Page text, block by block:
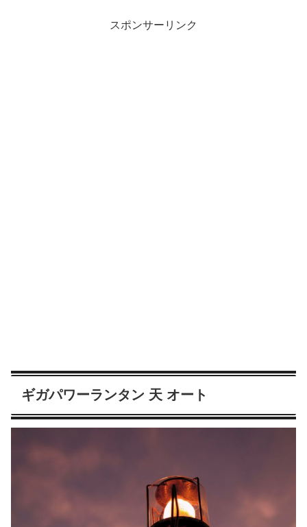
スポンサーリンク
ギガパワーランタン 天 オート